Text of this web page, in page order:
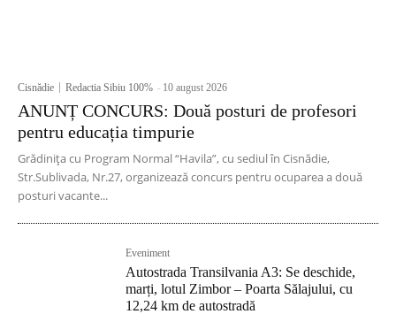
Cisnădie Redactia Sibiu 100% - 10 august 2026
ANUNȚ CONCURS: Două posturi de profesori
pentru educația timpurie
Grădinița cu Program Normal “Havila”, cu sediul în Cisnădie,
Str.Sublivada, Nr.27, organizează concurs pentru ocuparea a două
posturi vacante...
Eveniment
Autostrada Transilvania A3: Se deschide,
marți, lotul Zimbor – Poarta Sălajului, cu
12,24 km de autostradă